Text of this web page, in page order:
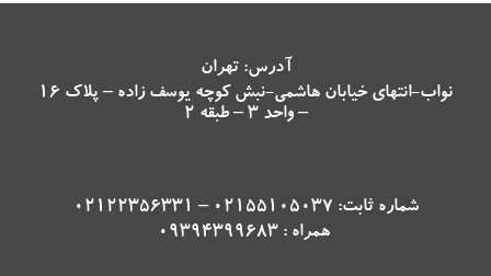
آدرس: تهران
نواب-انتهای خیابان هاشمی-نبش کوچه یوسف زاده – پلاک 16
– واحد 3 – طبقه 2
شماره ثابت: 02155105037 – 02122356331
همراه : 09394399683